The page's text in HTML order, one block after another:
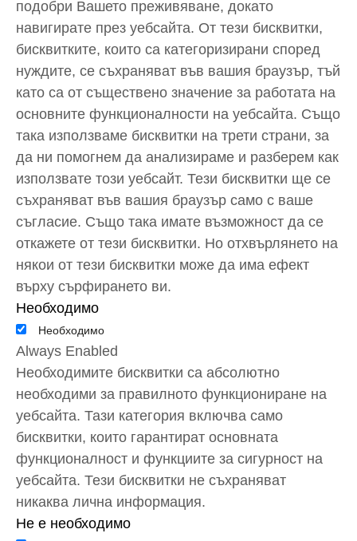
навигирате през уебсайта. От тези бисквитки,
бисквитките, които са категоризирани според
нуждите, се съхраняват във вашия браузър, тъй
като са от съществено значение за работата на
основните функционалности на уебсайта. Също
така използваме бисквитки на трети страни, за
да ни помогнем да анализираме и разберем как
използвате този уебсайт. Тези бисквитки ще се
съхраняват във вашия браузър само с ваше
съгласие. Също така имате възможност да се
откажете от тези бисквитки. Но отхвърлянето на
някои от тези бисквитки може да има ефект
върху сърфирането ви.
Необходимо
Необходимо
Always Enabled
Необходимите бисквитки са абсолютно
необходими за правилното функциониране на
уебсайта. Тази категория включва само
бисквитки, които гарантират основната
функционалност и функциите за сигурност на
уебсайта. Тези бисквитки не съхраняват
никаква лична информация.
Не е необходимо
Не е необходимо